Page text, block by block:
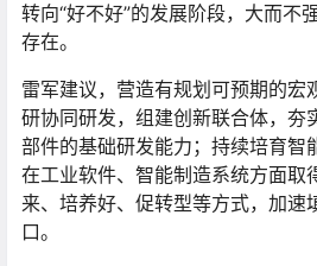
转向“好不好”的发展阶段，大而不
存在。
雷军建议，营造有规划可预期的宏
研协同研发，组建创新联合体，夯
部件的基础研发能力；持续培育智
在工业软件、智能制造系统方面取
来、培养好、促转型等方式，加速
口。